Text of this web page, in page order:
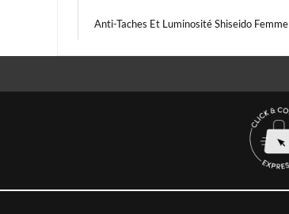
Anti-Taches Et Luminosité Shiseido Femme